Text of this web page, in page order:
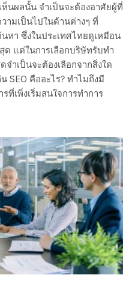
ห็นผลนั้น จำเป็นจะต้องอาศัยผู้ที่
ามเป็นไปในด้านต่างๆ ที่
หา ซึ่งในประเทศไทยดูเหมือน
ด แต่ในการเลือกบริษัทรับทำ
ำเป็นจะต้องเลือกจากสิ่งใด
SEO คืออะไร? ทำไมถึงมี
เพิ่งเริ่มสนใจการทำการ